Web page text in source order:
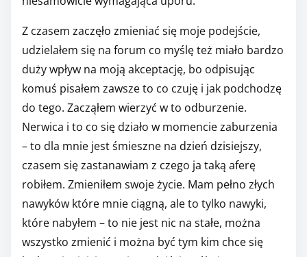
Z czasem zaczęło zmieniać się moje podejście,
udzielałem się na forum co myślę też miało bardzo
duży wpływ na moją akceptację, bo odpisując
komuś pisałem zawsze to co czuję i jak podchodzę
do tego. Zacząłem wierzyć w to odburzenie.
Nerwica i to co się działo w momencie zaburzenia
– to dla mnie jest śmieszne na dzień dzisiejszy,
czasem się zastanawiam z czego ja taką aferę
robiłem. Zmieniłem swoje życie. Mam pełno złych
nawyków które mnie ciągną, ale to tylko nawyki,
które nabyłem – to nie jest nic na stałe, można
wszystko zmienić i można być tym kim chce się